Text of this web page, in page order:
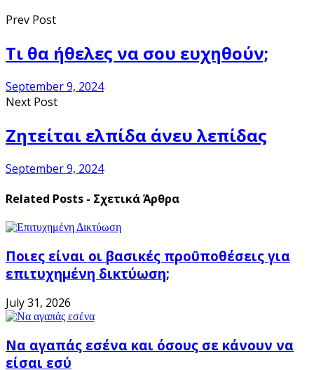
Prev Post
Τι θα ήθελες να σου ευχηθούν;
September 9, 2024
Next Post
Ζητείται ελπίδα άνευ λεπίδας
September 9, 2024
Related Posts - Σχετικά Άρθρα
Ποιες είναι οι βασικές προϋποθέσεις για
επιτυχημένη δικτύωση;
July 31, 2026
Να αγαπάς εσένα και όσους σε κάνουν να
είσαι εσύ